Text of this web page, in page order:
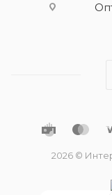
2026 ©